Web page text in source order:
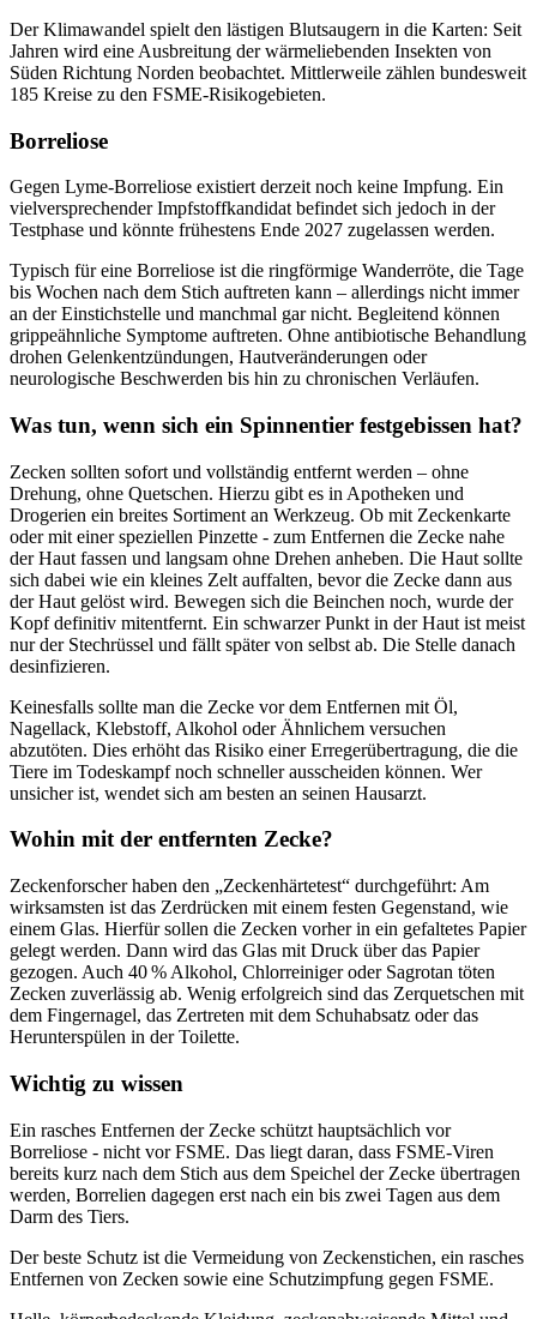
Der Klimawandel spielt den lästigen Blutsaugern in die Karten: Seit
Jahren wird eine Ausbreitung der wärmeliebenden Insekten von
Süden Richtung Norden beobachtet. Mittlerweile zählen bundesweit
185 Kreise zu den FSME-Risikogebieten.
Borreliose
Gegen Lyme-Borreliose existiert derzeit noch keine Impfung. Ein
vielversprechender Impfstoffkandidat befindet sich jedoch in der
Testphase und könnte frühestens Ende 2027 zugelassen werden.
Typisch für eine Borreliose ist die ringförmige Wanderröte, die Tage
bis Wochen nach dem Stich auftreten kann – allerdings nicht immer
an der Einstichstelle und manchmal gar nicht. Begleitend können
grippeähnliche Symptome auftreten. Ohne antibiotische Behandlung
drohen Gelenkentzündungen, Hautveränderungen oder
neurologische Beschwerden bis hin zu chronischen Verläufen.
Was tun, wenn sich ein Spinnentier festgebissen hat?
Zecken sollten sofort und vollständig entfernt werden – ohne
Drehung, ohne Quetschen. Hierzu gibt es in Apotheken und
Drogerien ein breites Sortiment an Werkzeug. Ob mit Zeckenkarte
oder mit einer speziellen Pinzette - zum Entfernen die Zecke nahe
der Haut fassen und langsam ohne Drehen anheben. Die Haut sollte
sich dabei wie ein kleines Zelt auffalten, bevor die Zecke dann aus
der Haut gelöst wird. Bewegen sich die Beinchen noch, wurde der
Kopf definitiv mitentfernt. Ein schwarzer Punkt in der Haut ist meist
nur der Stechrüssel und fällt später von selbst ab. Die Stelle danach
desinfizieren.
Keinesfalls sollte man die Zecke vor dem Entfernen mit Öl,
Nagellack, Klebstoff, Alkohol oder Ähnlichem versuchen
abzutöten. Dies erhöht das Risiko einer Erregerübertragung, die die
Tiere im Todeskampf noch schneller ausscheiden können. Wer
unsicher ist, wendet sich am besten an seinen Hausarzt.
Wohin mit der entfernten Zecke?
Zeckenforscher haben den „Zeckenhärtetest“ durchgeführt: Am
wirksamsten ist das Zerdrücken mit einem festen Gegenstand, wie
einem Glas. Hierfür sollen die Zecken vorher in ein gefaltetes Papier
gelegt werden. Dann wird das Glas mit Druck über das Papier
gezogen. Auch 40 % Alkohol, Chlorreiniger oder Sagrotan töten
Zecken zuverlässig ab. Wenig erfolgreich sind das Zerquetschen mit
dem Fingernagel, das Zertreten mit dem Schuhabsatz oder das
Herunterspülen in der Toilette.
Wichtig zu wissen
Ein rasches Entfernen der Zecke schützt hauptsächlich vor
Borreliose - nicht vor FSME. Das liegt daran, dass FSME-Viren
bereits kurz nach dem Stich aus dem Speichel der Zecke übertragen
werden, Borrelien dagegen erst nach ein bis zwei Tagen aus dem
Darm des Tiers.
Der beste Schutz ist die Vermeidung von Zeckenstichen, ein rasches
Entfernen von Zecken sowie eine Schutzimpfung gegen FSME.